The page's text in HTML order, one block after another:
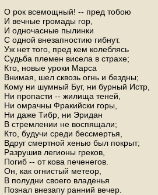
О рок всемощный! -- пред тобою
И вечные громады гор,
И одночасные пылинки
С одной внезапностию гибнут.
Уж нет того, пред кем колеблясь
Судьба племен висела в страхе;
Кто, новые уроки Марса
Внимая, шел сквозь огнь и бездны;
Кому ни шумный Буг, ни бурный Истр,
Ни пропасти -- жилища теней,
Ни омрачны Фракийски горы,
Ни даже Тибр, ни Эридан
В стремлении не воспящали;
Кто, будучи среди бессмертья,
Вдруг смертной хенью был покрыт;
Разрушив легионы греков,
Погиб -- от кова печенегов.
Он, как огнистый метеор,
В полудни своего владенья
Познал внезапу ранний вечер.